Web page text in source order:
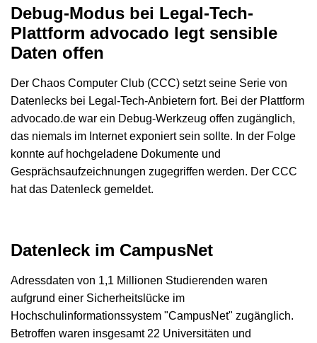
Debug-Modus bei Legal-Tech-
Plattform advocado legt sensible
Daten offen
Der Chaos Computer Club (CCC) setzt seine Serie von
Datenlecks bei Legal-Tech-Anbietern fort. Bei der Plattform
advocado.de war ein Debug-Werkzeug offen zugänglich,
das niemals im Internet exponiert sein sollte. In der Folge
konnte auf hochgeladene Dokumente und
Gesprächsaufzeichnungen zugegriffen werden. Der CCC
hat das Datenleck gemeldet.
Datenleck im CampusNet
Adressdaten von 1,1 Millionen Studierenden waren
aufgrund einer Sicherheitslücke im
Hochschulinformationssystem "CampusNet" zugänglich.
Betroffen waren insgesamt 22 Universitäten und